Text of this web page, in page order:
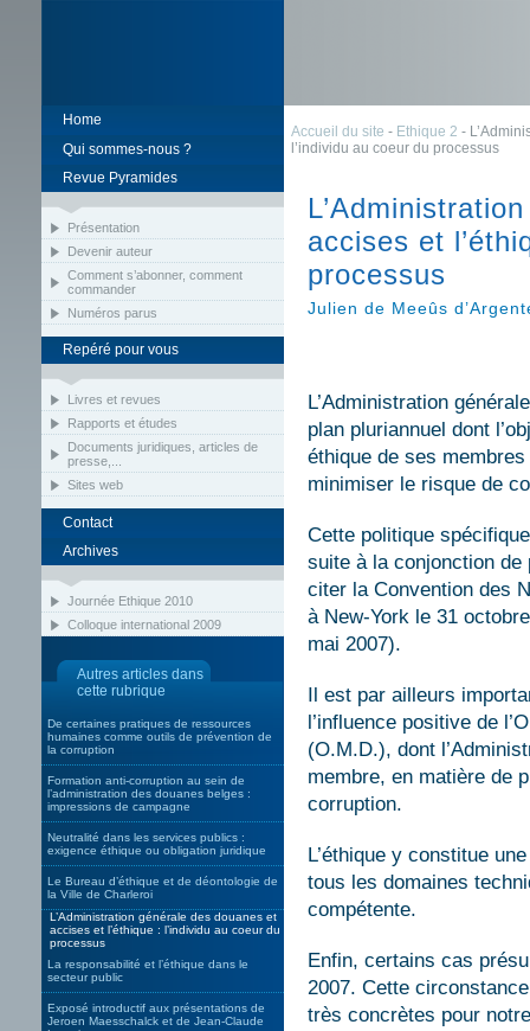
Home
Qui sommes-nous ?
Revue Pyramides
Présentation
Devenir auteur
Comment s’abonner, comment
commander
Numéros parus
Repéré pour vous
Livres et revues
Rapports et études
Documents juridiques, articles de
presse,...
Sites web
Contact
Archives
Journée Ethique 2010
Colloque international 2009
Autres articles dans
cette rubrique
De certaines pratiques de ressources
humaines comme outils de prévention de
la corruption
Formation anti-corruption au sein de
l’administration des douanes belges :
impressions de campagne
Neutralité dans les services publics :
exigence éthique ou obligation juridique
Le Bureau d’éthique et de déontologie de
la Ville de Charleroi
L’Administration générale des douanes et
accises et l’éthique : l’individu au coeur du
processus
La responsabilité et l’éthique dans le
secteur public
Exposé introductif aux présentations de
Jeroen Maesschalck et de Jean-Claude
Accueil du site - Ethique 2 -
l’individu au coeur du processus
accises et
processus
Julien de Meeûs
L’Administration
plan pluriannuel dont
éthique de ses
minimiser le risque de
Cette politique
suite à la conjonction
citer la Convention des
à New-York le 31
mai 2007).
Il est par ailleurs
l’influence positive de
(O.M.D.), dont
membre, en matière de
corruption.
L’éthique y constitue
tous les domaines
compétente.
Enfin, certains cas
2007. Cette
très concrètes pour